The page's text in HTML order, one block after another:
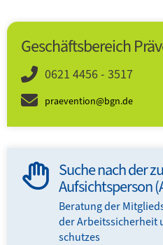
Geschäftsbereich
0621 4456 - 3517
praevention@bgn.de
Suche nach der
Aufsichtsperson
Beratung der
der Arbeits­sicherheit
schutzes